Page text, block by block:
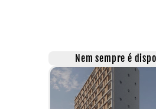
Nem sempre é